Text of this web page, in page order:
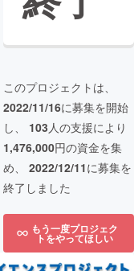
このプロジェクトは、
2022/11/16に募集を開始
し、 103人の支援により
1,476,000円の資金を集
め、 2022/12/11に募集を
終了しました
もう一度プロジェク
トをやってほしい